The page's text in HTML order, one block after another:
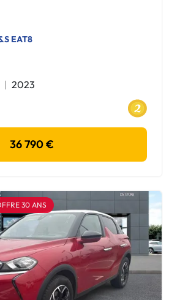
EAT8
2023
36 790 €
30 ANS